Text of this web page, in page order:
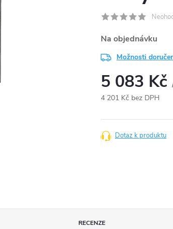
Na objednávku
Možnosti
5 083 Kč
4 201 Kč bez DPH
cena:
Dotaz k produktu
RECENZE